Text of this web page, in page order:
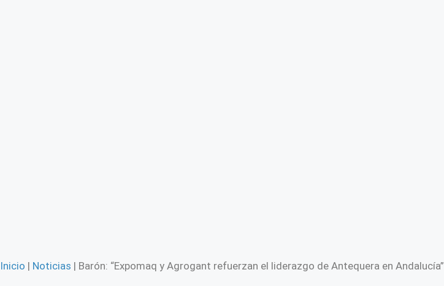
Inicio | Noticias | Barón: “Expomaq y Agrogant refuerzan el liderazgo de Antequera en Andalucía”